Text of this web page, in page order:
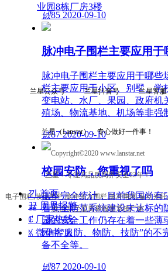
넶85 2020-09-10
脉冲电子围栏主要应用于
脉冲电子围栏主要应用于哪些
栏主要应用于小区、别墅、学
变电站、水厂、果园、政府机
殖场、物流基地、机场等非强
넶87 2020-09-10
校园安防，您重视了吗
据不完全统计，目前我国尚有
着安全防范系统建设未达标的
园的安全工作仍存在着一些薄
园中“人防、物防、技防”的不
备不全等。
넶87 2020-09-10
业园8栋厂房3楼
兰星公众号 兰星抖音号 兰星客服
兰星（Lanstar），专心做好一件事！
Copyright©2020 www.lanstar.net
兰星～专注高品质周界安全22年！
电子围栏,牧场围栏,脉冲张力围栏,脉冲电网,振动光
射,深圳兰星周界报警系统厂家
낀 首页
뀵 周界报警
ꂅ 厂家热线
ꁱ 微信客服